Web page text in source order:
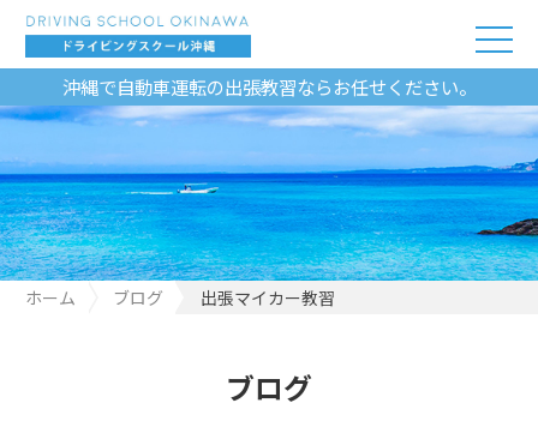
沖縄で自動車運転の出張教習ならお任せください。
ホーム ブログ 出張マイカー教習
ブログ